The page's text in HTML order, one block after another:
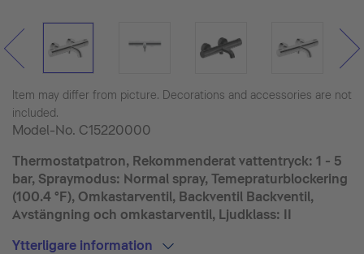
Item may differ from picture. Decorations and accessories are not
included.
Model-No. C15220000
Thermostatpatron, Rekommenderat vattentryck: 1 - 5
bar, Spraymodus: Normal spray, Temepraturblockering
(100.4 °F), Omkastarventil, Backventil Backventil,
Avstängning och omkastarventil, Ljudklass: II
Ytterligare information